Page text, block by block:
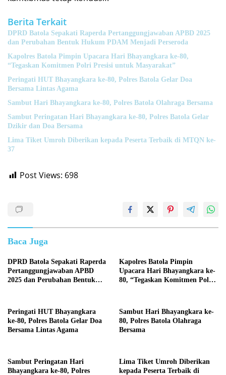
Berita Terkait
DPRD Batola Sepakati Raperda Pertanggungjawaban APBD 2025
dan Perubahan Bentuk Hukum PDAM Menjadi Perseroda
Kapolres Batola Pimpin Upacara Hari Bhayangkara ke-80,
“Tegaskan Komitmen Polri Presisi untuk Masyarakat”
Peringati HUT Bhayangkara ke-80, Polres Batola Gelar Doa
Bersama Lintas Agama
Sambut Hari Bhayangkara ke-80, Polres Batola Olahraga Bersama
Sambut Peringatan Hari Bhayangkara ke-80, Polres Batola Gelar
Dzikir dan Doa Bersama
Lima Tiket Umroh Diberikan kepada Peserta Terbaik di MTQN ke-
37
Post Views: 698
Baca Juga
DPRD Batola Sepakati Raperda
Pertanggungjawaban APBD
2025 dan Perubahan Bentuk
Kapolres Batola Pimpin
Upacara Hari Bhayangkara ke-
80, “Tegaskan Komitmen Polri
Peringati HUT Bhayangkara
ke-80, Polres Batola Gelar Doa
Bersama Lintas Agama
Sambut Hari Bhayangkara ke-
80, Polres Batola Olahraga
Bersama
Sambut Peringatan Hari
Bhayangkara ke-80, Polres
Lima Tiket Umroh Diberikan
kepada Peserta Terbaik di